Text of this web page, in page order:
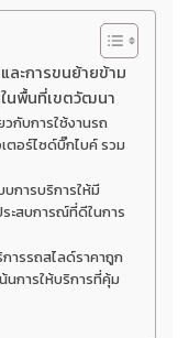
ละการขนย้ายข้าม
ในพื้นที่เขตวัฒนา
วกับการใช้งานรถ
ตอร์ไซด์บิ๊กไบค์ รวม
การบริการให้มี
ะสบการณ์ที่ดีในการ
ารรถสไลด์ราคาถูก
การให้บริการที่คุ้ม